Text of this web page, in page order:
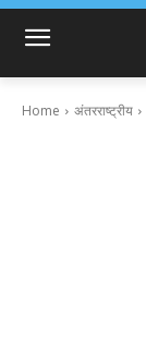
Home अंतरराष्ट्रीय